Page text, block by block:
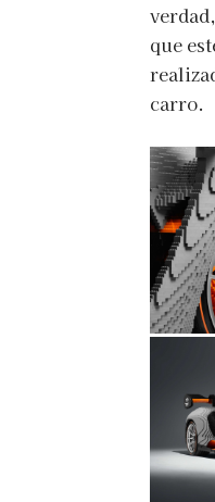
que
carro.